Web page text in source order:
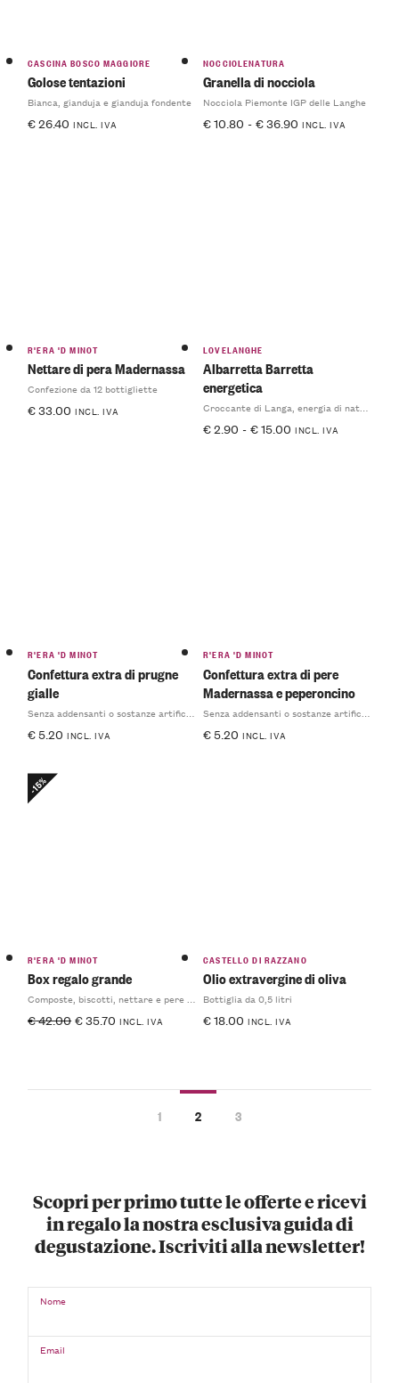
CASCINA BOSCO MAGGIORE
Golose tentazioni
Bianca, gianduja e gianduja fondente
€26.40 INCL. IVA
NOCCIOLENATURA
Granella di nocciola
Nocciola Piemonte IGP delle Langhe
€10.80 - €36.90 INCL. IVA
R'ERA 'D MINOT
Nettare di pera Madernassa
Confezione da 12 bottigliette
€33.00 INCL. IVA
LOVELANGHE
Albarretta Barretta
energetica
Croccante di Langa, energia di natura
€2.90 - €15.00 INCL. IVA
R'ERA 'D MINOT
Confettura extra di prugne
gialle
Senza addensanti o sostanze artificiali
€5.20 INCL. IVA
R'ERA 'D MINOT
Confettura extra di pere
Madernassa e peperoncino
Senza addensanti o sostanze artificiali
€5.20 INCL. IVA
-15%
R'ERA 'D MINOT
Box regalo grande
Composte, biscotti, nettare e pere sciroppate
€42.00 €35.70 INCL. IVA
CASTELLO DI RAZZANO
Olio extravergine di oliva
Bottiglia da 0,5 litri
€18.00 INCL. IVA
1 2 3
Scopri per primo tutte le offerte e ricevi
in regalo la nostra esclusiva guida di
degustazione. Iscriviti alla newsletter!
Nome
Email